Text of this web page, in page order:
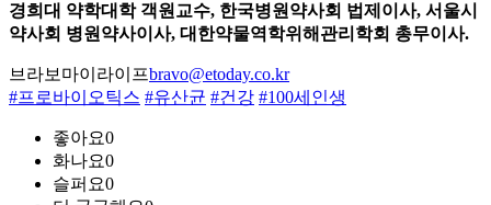
경희대 약학대학 객원교수, 한국병원약사회 법제이사, 서울시
약사회 병원약사이사, 대한약물역학위해관리학회 총무이사.
브라보마이라이프bravo@etoday.co.kr
#프로바이오틱스 #유산균 #건강 #100세인생
좋아요0
화나요0
슬퍼요0